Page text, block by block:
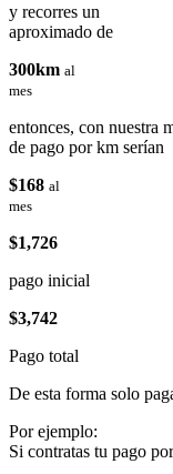
y recorres un
aproximado de
300km al
mes
entonces, con nuestra
de pago por km serían
$168 al
mes
$1,726
pago inicial
$3,742
Pago total
De esta forma solo
Por ejemplo:
Si contratas tu pago